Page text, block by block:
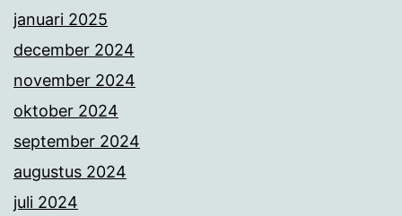
januari 2025
december 2024
november 2024
oktober 2024
september 2024
augustus 2024
juli 2024